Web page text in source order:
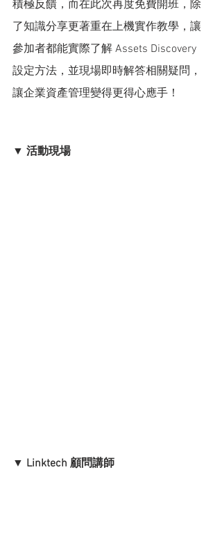
積極反饋，而在此次再度免費開班，除
了知識分享更著重在上機實作教學，讓
參加者都能實際了解 Assets Discovery
設定方法，並現場即時解答相關疑問，
讓企業資產管理變得更得心應手！
▼ 活動現場
▼ Linktech 顧問講師